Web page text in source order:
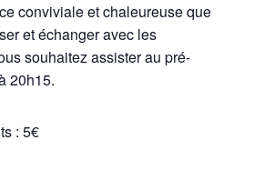
conviviale et chaleureuse que
et échanger avec les
souhaitez assister au pré-
20h15.
: 5€